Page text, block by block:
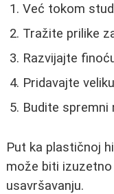
Već tokom
Tražite prilike
Razvijajte
Pridavajte
Budite spremni
Put ka plastičnoj
može biti
usavršavanju.